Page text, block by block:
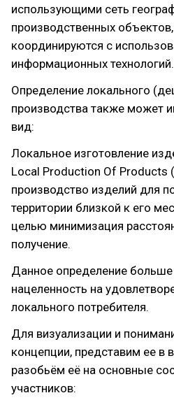
использующими сеть
производственных
координируются с
информационных технологий.
Определение локального
производства также может
вид:
Локальное изготовление
Local Production Of Products
производство изделий для
территории близкой к его
целью минимизация
получение.
Данное определение
нацеленность на
локального потребителя.
Для визуализации и
концепции, представим ее в
разобьём её на основные
участников: